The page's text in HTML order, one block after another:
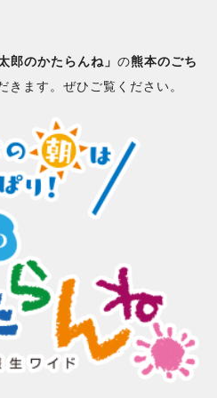
郎のかたらんね」 の熊本のごち
きます。ぜひご覧ください。